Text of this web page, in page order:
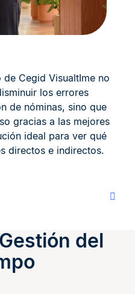
Cegid VisualtIme no
los errores
de nóminas, sino que
gracias a las mejores
ideal para ver qué
directos e indirectos.
del